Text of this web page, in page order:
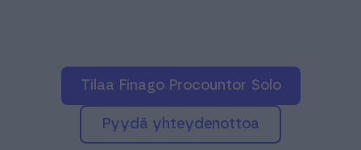
Tilaa Finago Procountor Solo
pyydä yhteydenottoa